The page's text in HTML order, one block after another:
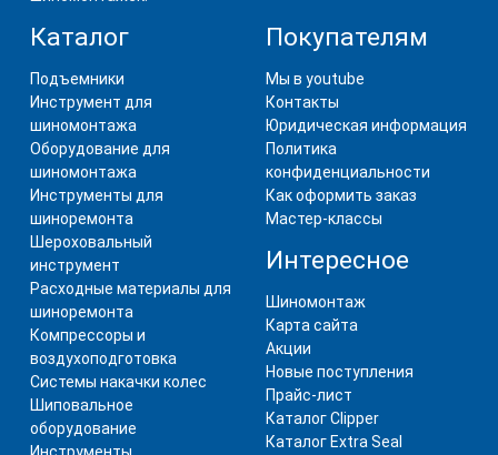
Каталог
Подъемники
Инструмент для
шиномонтажа
Оборудование для
шиномонтажа
Инструменты для
шиноремонта
Шероховальный
инструмент
Расходные материалы для
шиноремонта
Компрессоры и
воздухоподготовка
Системы накачки колес
Шиповальное
оборудование
Инструменты
Покупателям
Мы в youtube
Контакты
Юридическая информация
Политика
конфиденциальности
Как оформить заказ
Мастер-классы
Интересное
Шиномонтаж
Карта сайта
Акции
Новые поступления
Прайс-лист
Каталог Clipper
Каталог Extra Seal